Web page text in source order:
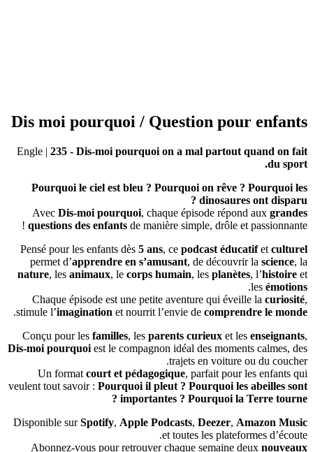
Dis moi pourquoi / Question pour enfants
Engle | 235 - Dis-moi pourquoi on a mal partout quand on fait
du sport.
Pourquoi le ciel est bleu ? Pourquoi on rêve ? Pourquoi les
dinosaures ont disparu ?
Avec Dis-moi pourquoi, chaque épisode répond aux grandes
questions des enfants de manière simple, drôle et passionnante !
Pensé pour les enfants dès 5 ans, ce podcast éducatifet culturel
permet d’apprendre en s’amusant, de découvrir la science, la
nature, les animaux, le corps humain, les planètes, l’histoire et
les émotions
.
Chaque épisode est une petite aventure qui éveille la curiosité,
stimule l’imagination et nourrit l’envie de comprendre le monde
.
Conçu pour les familles, les parents curieux et les enseignants,
Dis-moi pourquoi est le compagnon idéal des moments calmes, des
trajets en voiture ou du coucher.
Un format court et pédagogique, parfait pour les enfants qui
veulent tout savoir : Pourquoi il pleut ? Pourquoi les abeilles sont
importantes ? Pourquoi la Terre tourne ?
Disponible surSpotify, Apple Podcasts, Deezer, Amazon Music
et toutes les plateformes d’écoute.
Abonnez-vous pour retrouver chaque semaine deux nouveaux